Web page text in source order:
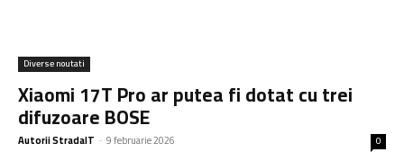
Diverse noutati
Xiaomi 17T Pro ar putea fi dotat cu trei
difuzoare BOSE
Autorii StradaIT - 9 februarie 2026 0